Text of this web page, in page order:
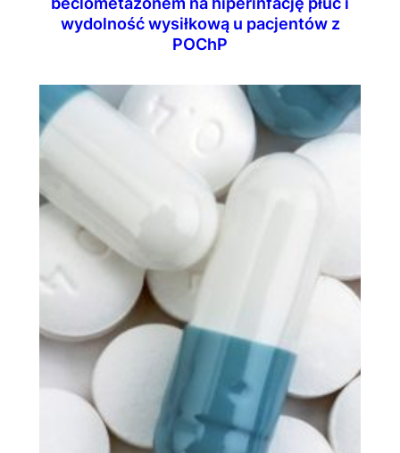
wydolność wysiłkową u pacjentów z
POChP